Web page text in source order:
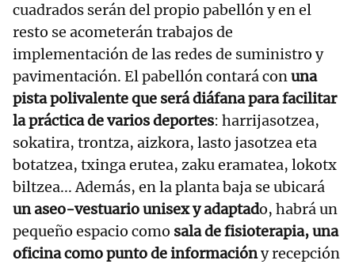
cuadrados serán del propio pabellón y en el
resto se acometerán trabajos de
implementación de las redes de suministro y
pavimentación. El pabellón contará conuna
pista polivalente que será diáfana para facilitar
la práctica de varios deportes: harrijasotzea,
sokatira, trontza, aizkora, lasto jasotzea eta
botatzea, txinga erutea, zaku eramatea, lokotx
biltzea... Además, en la planta baja se ubicará
un aseo-vestuario unisex y adaptado, habrá un
pequeño espacio como sala de fisioterapia, una
oficina como punto de informacióny recepción